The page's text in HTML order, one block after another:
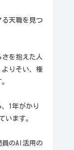
天職を見つ
を抱えた人
よりそい、権
1年がかり
います。
員のAI活用の